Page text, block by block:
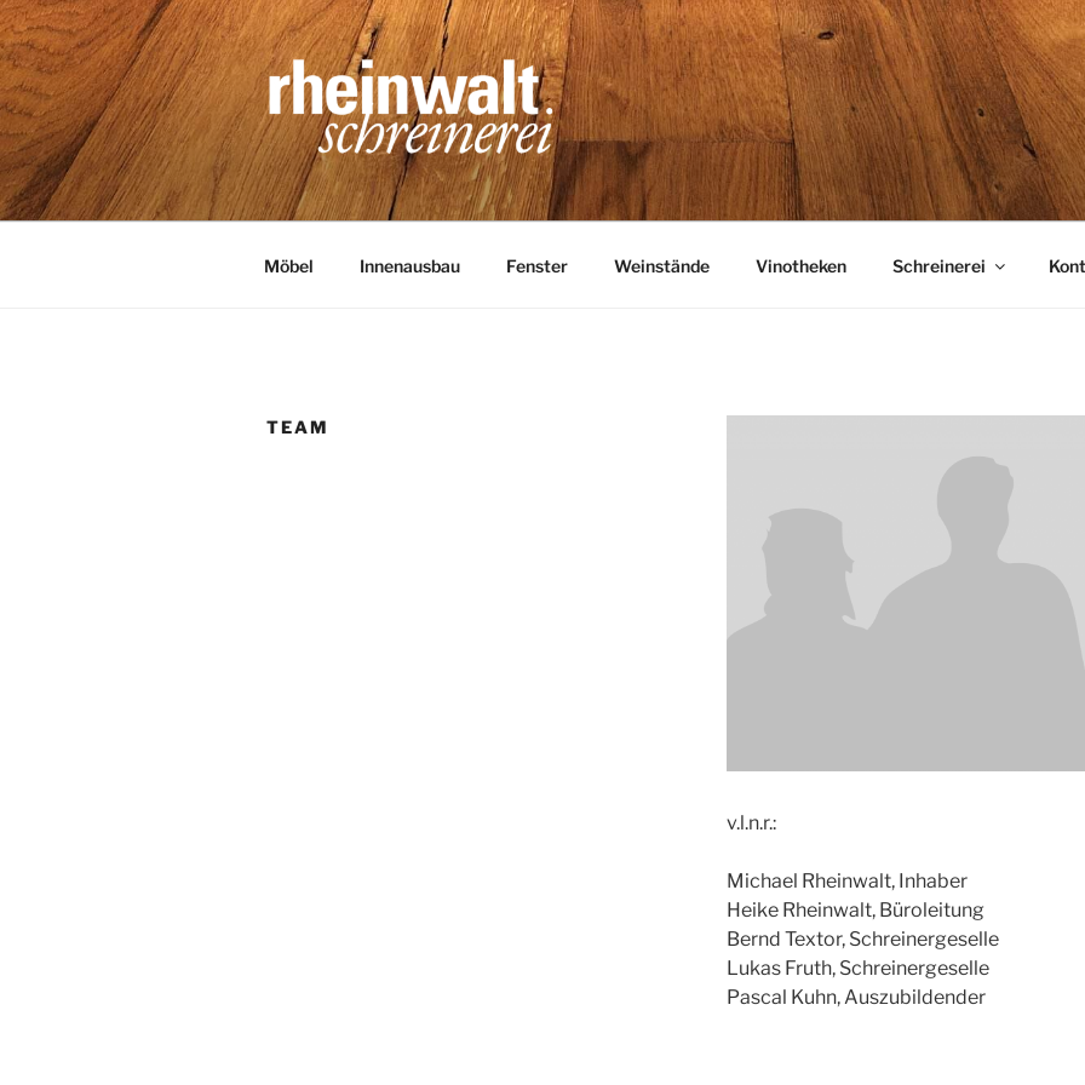
Zum
Inhalt
springen
SCHREINEREI RHEINWALT
Handwerkstradition seit 1905
Möbel Innenausbau Fenster Weinstände Vinotheken Schreinerei
TEAM
v.l.n.r.:
Michael Rheinwalt, Inhaber
Heike Rheinwalt, Büroleitung
Bernd Textor, Schreinergeselle
Lukas Fruth, Schreinergeselle
Pascal Kuhn, Auszubildender